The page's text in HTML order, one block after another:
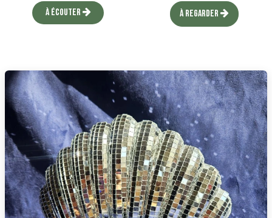
À écouter à regarder